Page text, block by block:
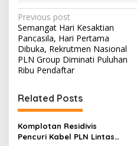
P
o
s
t
a
v
i
Previous post
Semangat Hari Kesaktian
Pancasila, Hari Pertama
Dibuka, Rekrutmen Nasional
PLN Group Diminati Puluhan
Ribu Pendaftar
Related Posts
Komplotan Residivis
Pencuri Kabel PLN Lintas